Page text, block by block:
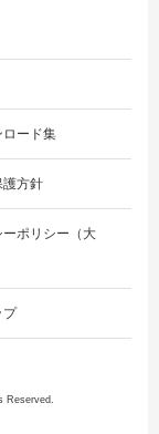
ード集
護方針
ーポリシー（大
プ
Reserved.